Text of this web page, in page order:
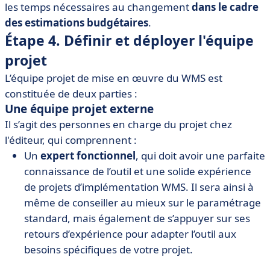
les temps nécessaires au changementdans le cadre
des estimations budgétaires.
Étape 4. Définir et déployer l'équipe
projet
L’équipe projet de mise en œuvre du WMS est
constituée de deux parties :
Une équipe projet externe
Il s’agit des personnes en charge du projet chez
l'éditeur, qui comprennent :
Un expert fonctionnel, qui doit avoir une parfaite
connaissance de l’outil et une solide expérience
de projets d’implémentation WMS. Il sera ainsi à
même de conseiller au mieux sur le paramétrage
standard, mais également de s’appuyer sur ses
retours d’expérience pour adapter l’outil aux
besoins spécifiques de votre projet.